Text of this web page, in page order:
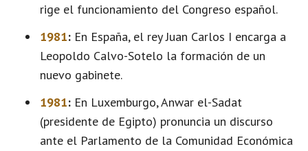
rige el funcionamiento del Congreso español.
1981: En España, el rey Juan Carlos I encarga a
Leopoldo Calvo-Sotelo la formación de un
nuevo gabinete.
1981: En Luxemburgo, Anwar el-Sadat
(presidente de Egipto) pronuncia un discurso
ante el Parlamento de la Comunidad Económica